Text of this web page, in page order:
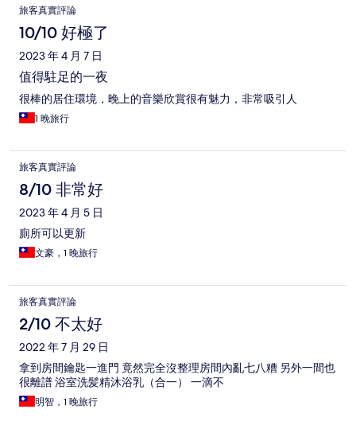
旅客真實評論
10/10 好極了
2023 年 4 月 7 日
值得駐足的一夜
很棒的居住環境，晚上的音樂欣賞很有魅力，非常吸引人
1 晚旅行
旅客真實評論
8/10 非常好
2023 年 4 月 5 日
廁所可以更新
文豪，1 晚旅行
旅客真實評論
2/10 不太好
2022 年 7 月 29 日
拿到房間鑰匙一進門 竟然完全沒整理房間內亂七八糟 另外一間也
很離譜 浴室洗髪精沐浴乳（合一） 一滴不
明智，1 晚旅行